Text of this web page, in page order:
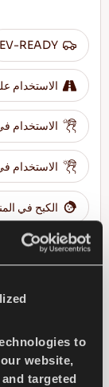
to
website,
targeted
EV-READY
الاستخدام
الاستخدام
الاستخدام
الكبح في
ابحث عن